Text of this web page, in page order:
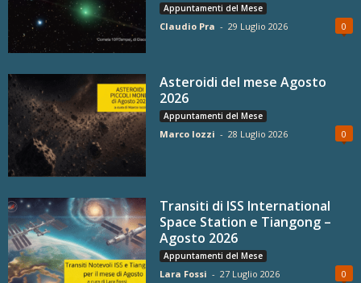
Appuntamenti del Mese
Claudio Pra - 29 Luglio 2026 0
Asteroidi del mese Agosto
2026
Appuntamenti del Mese
Marco Iozzi - 28 Luglio 2026 0
Transiti di ISS International
Space Station e Tiangong –
Agosto 2026
Appuntamenti del Mese
Lara Fossi - 27 Luglio 2026 0